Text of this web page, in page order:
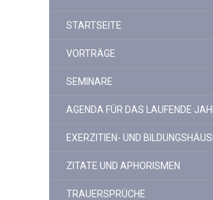
STARTSEITE
VORTRÄGE
SEMINARE
AGENDA FÜR DAS LAUFENDE
EXERZITIEN- UND
ZITATE UND APHORISMEN
TRAUERSPRÜCHE